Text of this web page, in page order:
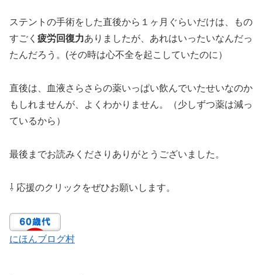
ステントの手術をした直後から１ヶ月ぐらいだけは、もの
すごく 疲労回復力ありましたが、あれはいったいなんだっ
たんだろう。(その時は心不全を起こしていたのに）
直後は、血液さらさらの薬いっぱい飲んでいたせいなのか
もしれませんが、よくわかりません。（少しずつ薬は減っ
ているから）
最後までお読みくださりありがとうございました。
⇩ 応援のクリックをぜひお願いします。
にほんブログ村